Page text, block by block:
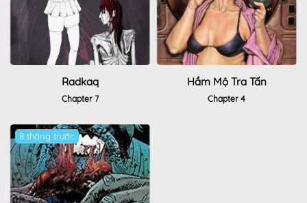
Radkaq
Chapter 7
Hầm Mộ Tra Tấn
Chapter 4
8 tháng trước